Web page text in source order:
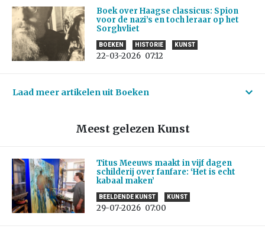
Boek over Haagse classicus: Spion
voor de nazi’s en toch leraar op het
Sorghvliet
BOEKEN HISTORIE KUNST
22-03-2026 07:12
Laad meer artikelen uit Boeken
Meest gelezen Kunst
Titus Meeuws maakt in vijf dagen
schilderij over fanfare: ‘Het is echt
kabaal maken’
BEELDENDE KUNST KUNST
29-07-2026 07:00